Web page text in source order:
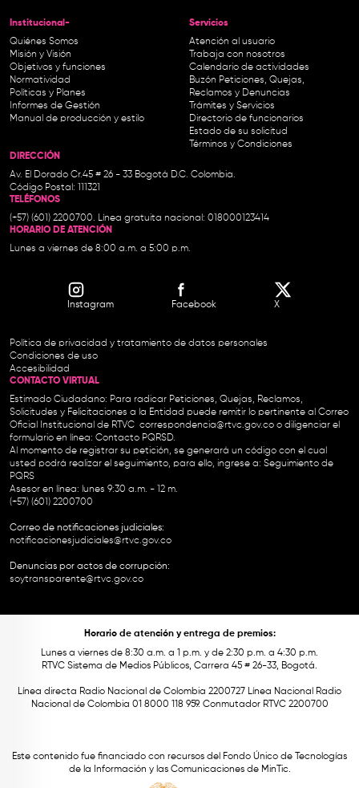
Institucional-
Quiénes Somos
Misión y Visión
Objetivos y funciones
Normatividad
Políticas y Planes
Informes de Gestión
Manual de producción y estilo
Servicios
Atención al usuario
Trabaja con nosotros
Calendario de actividades
Buzón Peticiones, Quejas,
Reclamos y Denuncias
Trámites y Servicios
Directorio de funcionarios
Estado de su solicitud
Términos y Condiciones
DIRECCIÓN
Av. El Dorado Cr.45 # 26 - 33 Bogotá D.C. Colombia.
Código Postal: 111321
TELÉFONOS
(+57) (601) 2200700. Línea gratuita nacional: 018000123414
HORARIO DE ATENCIÓN
Lunes a viernes de 8:00 a.m. a 5:00 p.m.
Instagram Facebook X
Política de privacidad y tratamiento de datos personales
Condiciones de uso
Accesibilidad
CONTACTO VIRTUAL
Estimado Ciudadano: Para radicar Peticiones, Quejas, Reclamos,
Solicitudes y Felicitaciones a la Entidad puede remitir lo pertinente al Correo
Oficial Institucional de RTVC correspondencia@rtvc.gov.co o diligenciar el
formulario en línea: Contacto PQRSD.
Al momento de registrar su petición, se generará un código con el cual
usted podrá realizar el seguimiento, para ello, ingrese a: Seguimiento de
PQRS
Asesor en línea: lunes 9:30 a.m. - 12 m.
(+57) (601) 2200700
Correo de notificaciones judiciales:
notificacionesjudiciales@rtvc.gov.co
Denuncias por actos de corrupción:
soytransparente@rtvc.gov.co
Horario de atención y entrega de premios:
Lunes a viernes de 8:30 a.m. a 1 p.m. y de 2:30 p.m. a 4:30 p.m.
RTVC Sistema de Medios Públicos, Carrera 45 # 26-33, Bogotá.
Línea directa Radio Nacional de Colombia 2200727 Línea Nacional Radio
Nacional de Colombia 01 8000 118 959. Conmutador RTVC 2200700
Este contenido fue financiado con recursos del Fondo Único de Tecnologías
de la Información y las Comunicaciones de MinTic.